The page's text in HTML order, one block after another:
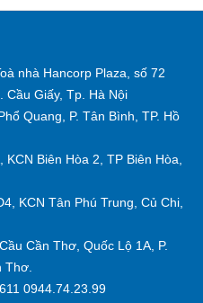
nhà Hancorp Plaza, số 72
Cầu Giấy, Tp. Hà Nội
Quang, P. Tân Bình, TP. Hồ
Biên Hòa 2, TP Biên Hòa,
KCN Tân Phú Trung, Củ Chi,
Cần Thơ, Quốc Lộ 1A, P.
Thơ.
0944.74.23.99